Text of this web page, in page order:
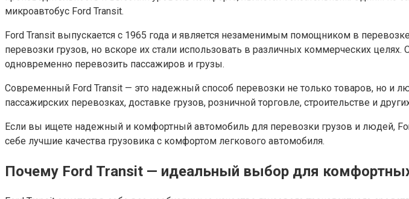
микроавтобус Ford Transit.
Ford Transit выпускается с 1965 года и является незаменимым помощником в
перевозки грузов, но вскоре их стали использовать в различных коммерческих
одновременно перевозить пассажиров и грузы.
Современный Ford Transit — это надежный способ перевозки не только товаров, но и
пассажирских перевозках, доставке грузов, розничной торговле, строительстве и
Если вы ищете надежный и комфортный автомобиль для перевозки грузов и людей,
себе лучшие качества грузовика с комфортом легкового автомобиля.
Почему Ford Transit — идеальный выбор для